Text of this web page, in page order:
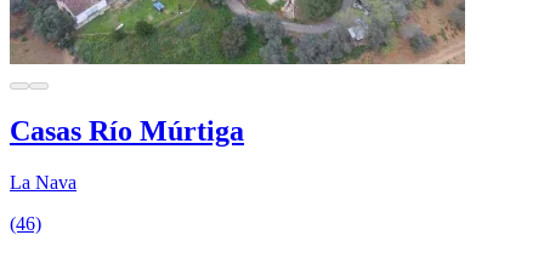
Casas Río Múrtiga
La Nava
(46)